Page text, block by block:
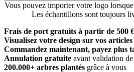
Vous pouvez importer votre logo
Les échantillons sont toujours
Frais de port gratuits à partir de 500 €
Visualisez votre design sur vos articles
Commandez maintenant, payez plus
Annulation gratuite avant validation
200.000+ arbres plantés grâce à vous